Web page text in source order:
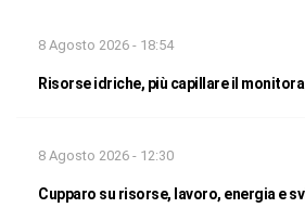
8 Agosto 2026 - 18:54
Risorse idriche, più capillare il
8 Agosto 2026 - 12:30
Cupparo su risorse, lavoro, energia e